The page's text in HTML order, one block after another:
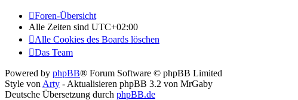
Foren-Übersicht
Alle Zeiten sind UTC+02:00
Alle Cookies des Boards löschen
Das Team
Powered by phpBB® Forum Software © phpBB Limited
Style vonArty - Aktualisieren phpBB 3.2 von MrGaby
Deutsche Übersetzung durch phpBB.de